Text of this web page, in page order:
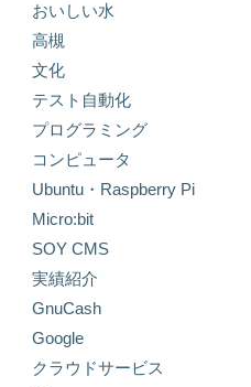
おいしい水
高槻
文化
テスト自動化
プログラミング
コンピュータ
Ubuntu・Raspberry Pi
Micro:bit
SOY CMS
実績紹介
GnuCash
Google
クラウドサービス